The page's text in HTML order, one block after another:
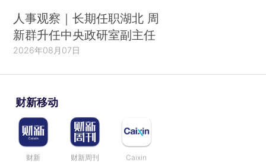
人事观察｜长期任职湖北 周
新群升任中央政研室副主任
2026年08月07日
财新移动
财新 财新周刊 Caixin